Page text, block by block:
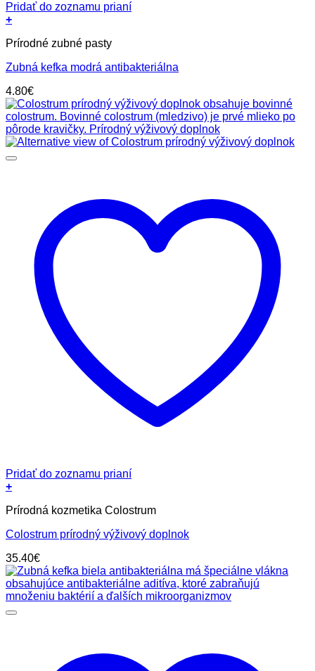
Pridať do zoznamu prianí
+
Prírodné zubné pasty
Zubná kefka modrá antibakteriálna
4.80€
Pridať do zoznamu prianí
+
Prírodná kozmetika Colostrum
Colostrum prírodný výživový doplnok
35.40€